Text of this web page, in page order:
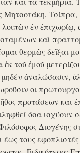
Μητσοτάκη,
ἐν
καὶ
θερμῶς δεῖξαι
ἐκ τοῦ ἐμοῦ
μηδέν ἀναλώσασιν,
οι
προτάσεων και
όσα ισχύουν
έως τους